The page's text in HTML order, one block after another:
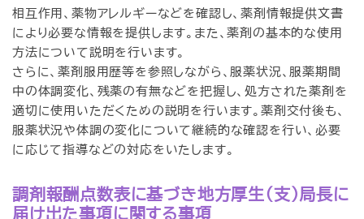
相互作用、薬物アレルギーなどを確認し、薬剤情報提供文書
により必要な情報を提供します。また、薬剤の基本的な使用
方法について説明を行います。
さらに、薬剤服用歴等を参照しながら、服薬状況、服薬期間
中の体調変化、残薬の有無などを把握し、処方された薬剤を
適切に使用いただくための説明を行います。薬剤交付後も、
服薬状況や体調の変化について継続的な確認を行い、必要
に応じて指導などの対応をいたします。
調剤報酬点数表に基づき地方厚生（支）局長に
届け出た事項に関する事項